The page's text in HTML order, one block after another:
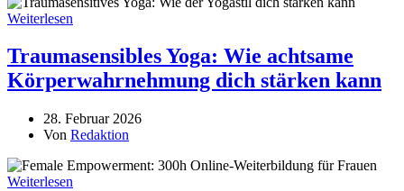
Weiterlesen
Traumasensibles Yoga: Wie achtsame
Körperwahrnehmung dich stärken kann
28. Februar 2026
Von Redaktion
Weiterlesen